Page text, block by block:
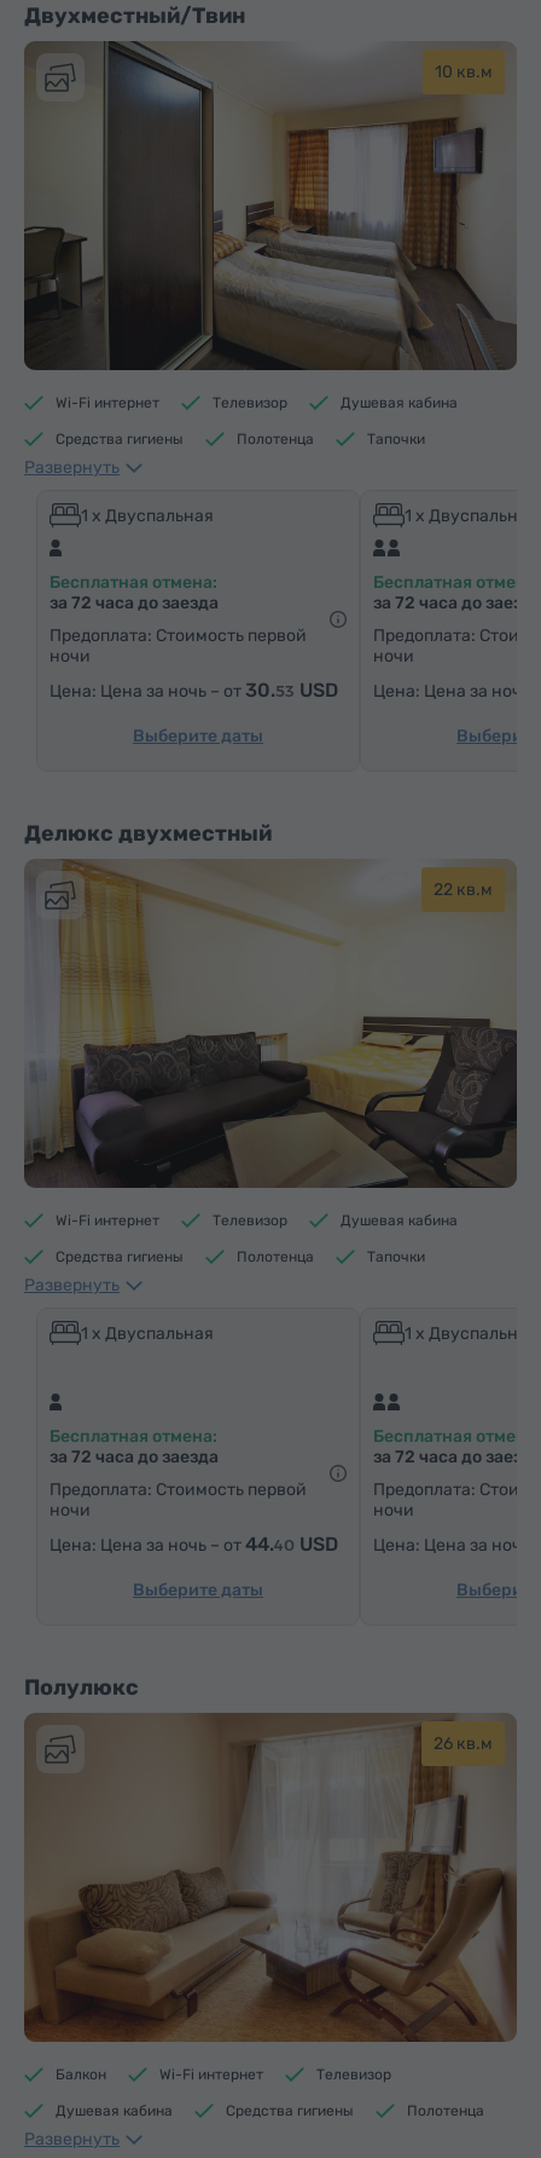
Двухместный/Твин
10 кв.м
Wi-Fi интернет Телевизор Душевая кабина
Средства гигиены Полотенца Тапочки
Отопление
Стул Телефон Спутниковые телеканалы
Паркетные полы
Развернуть
1 x Двуспальная
Бесплатная отмена:
за 72 часа до заезда
Предоплата: Стоимость первой
ночи
Цена за ночь – от 30.53 USD
Выберите даты
1 x Двуспальная
Бесплатная отмена:
за 72 часа до заезда
Предоплата:
ночи
Цена за ночь
Делюкс двухместный
22 кв.м
Wi-Fi интернет Телевизор Душевая кабина
Средства гигиены Полотенца Тапочки
Отопление
Гостиная Стол Кресло
Паркетные полы
Развернуть
1 x Двуспальная
Бесплатная отмена:
за 72 часа до заезда
Предоплата: Стоимость первой
ночи
Цена за ночь – от44.40 USD
Выберите даты
1 x Двуспальная
Бесплатная отмена:
за 72 часа до заезда
Предоплата:
ночи
Цена за ночь
Полулюкс
26 кв.м
Балкон Wi-Fi интернет Телевизор
Душевая кабина Средства гигиены Полотенца
Тапочки
Развернуть